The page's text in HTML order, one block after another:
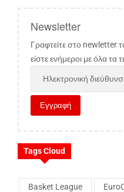
Newsletter
Γραφτείτε στο newletter
είστε ενήμεροι με όλα τα
Tags Cloud
Basket League